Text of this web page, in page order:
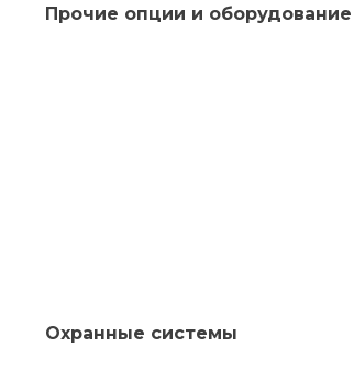
Прочие опции и оборудование
Охранные системы